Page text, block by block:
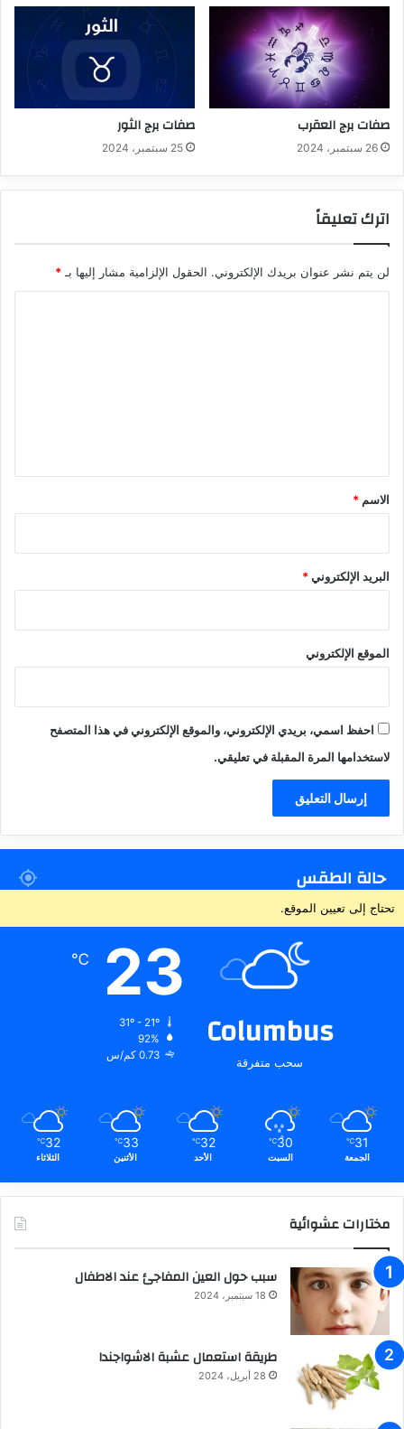
صفات برج العقرب
26 سبتمبر، 2024
صفات برج الثور
25 سبتمبر، 2024
اترك تعليقاً
لن يتم نشر عنوان بريدك الإلكتروني. الحقول الإلزامية مشار إليها بـ *
*
الاسم *
البريد الإلكتروني*
الموقع الإلكتروني
احفظ اسمي، بريدي الإلكتروني، والموقع الإلكتروني في هذا المتصفح
لاستخدامها المرة المقبلة في تعليقي.
حالة الطقس
تحتاج إلى تعيين الموقع.
Columbus
سحب متفرقة
23
℃
92%
0.73 كم/س
31
℃
الجمعة
30
℃
السبت
32
℃
الأحد
33
℃
الأثنين
32
℃
الثلاثاء
مختارات عشوائية
سبب حول العين المفاجئ عند الاطفال
18 سبتمبر، 2024
طريقة استعمال عشبة الاشواجندا
28 أبريل، 2024